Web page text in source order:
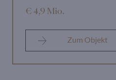
€ 4,9 Mio.
Zum Objekt